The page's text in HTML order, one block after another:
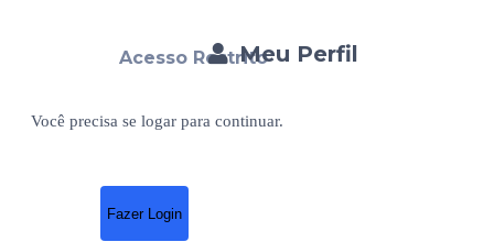
Meu Perfil
Acesso Restrito
Você precisa se logar para continuar.
Fazer Login